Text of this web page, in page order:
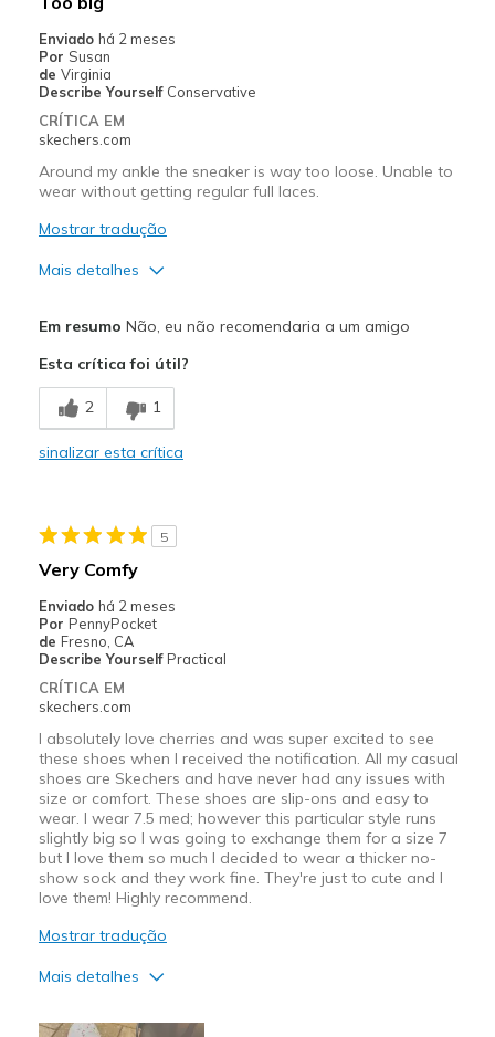
Width
Sizing
Feels true to size
Enviado há 2 meses
Por Susan
de Virginia
Describe Yourself Conservative
CRÍTICA EM
skechers.com
Around my ankle the sneaker is way too loose. Unable to
wear without getting regular full laces.
Mostrar tradução
Mais detalhes
Melhores utilizações
Casual Wear
View On Shoes
I'm Really Into Shoes
Em resumo Não, eu não recomendaria a um amigo
Esta crítica foi útil?
2 1
sinalizar esta crítica
5
Very Comfy
Enviado há 2 meses
Por PennyPocket
de Fresno, CA
Describe Yourself Practical
CRÍTICA EM
skechers.com
I absolutely love cherries and was super excited to see
these shoes when I received the notification. All my casual
shoes are Skechers and have never had any issues with
size or comfort. These shoes are slip-ons and easy to
wear. I wear 7.5 med; however this particular style runs
slightly big so I was going to exchange them for a size 7
but I love them so much I decided to wear a thicker no-
show sock and they work fine. They're just to cute and I
love them! Highly recommend.
Mostrar tradução
Mais detalhes